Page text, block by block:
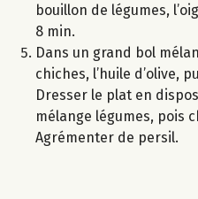
bouillon de légumes,
8 min.
Dans un grand bol
chiches, l’huile d’olive,
Dresser le plat en
mélange légumes, pois
Agrémenter de persil.